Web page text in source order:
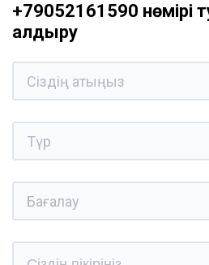
+79052161590 нөмірі
қалдыру